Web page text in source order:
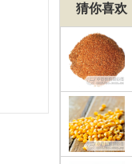
猜你喜欢